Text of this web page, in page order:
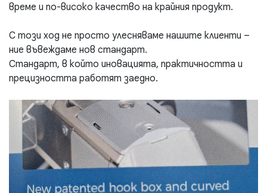
време и по-високо качество на крайния продукт.
С този ход не просто улесняваме нашите клиенти –
ние въвеждаме нов стандарт.
Стандарт, в който иновацията, практичността и
прецизността работят заедно.